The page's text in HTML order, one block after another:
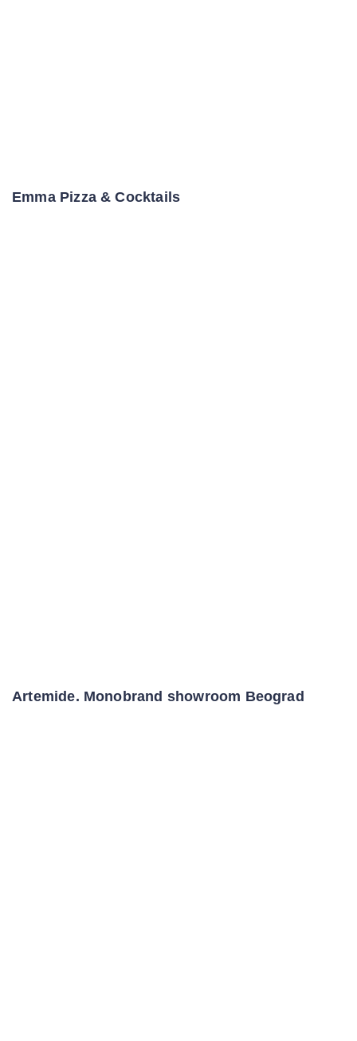
Emma Pizza & Cocktails
Artemide. Monobrand showroom Beograd